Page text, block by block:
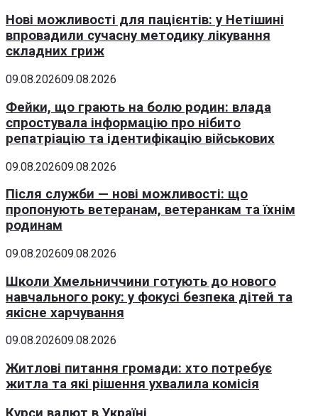
Нові можливості для пацієнтів: у Нетішині
впровадили сучасну методику лікування
складних гриж
09.08.202609.08.2026
Фейки, що грають на болю родин: влада
спростувала інформацію про нібито
репатріацію та ідентифікацію військових
09.08.202609.08.2026
Після служби — нові можливості: що
пропонують ветеранам, ветеранкам та їхнім
родинам
09.08.202609.08.2026
Школи Хмельниччини готують до нового
навчального року: у фокусі безпека дітей та
якісне харчування
09.08.202609.08.2026
Житлові питання громади: хто потребує
житла та які рішення ухвалила комісія